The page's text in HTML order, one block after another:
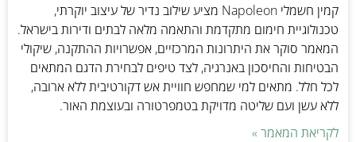
קמין חשמלי Napoleon מציע שילוב נדיר של עיצוב יוקרתי,
טכנולוגיית חימום מתקדמת והתאמה מלאה לבתים ודירות בישראל.
המאמר סוקר את היתרונות המרכזיים, אפשרויות ההתקנה, שיקולי
הבטיחות והחיסכון באנרגיה, לצד טיפים לבחירת הדגם המתאים
לכל חלל. מתאים למי שמחפש חוויית אש דקורטיבית ללא ארובה,
ללא עשן ועם שליטה מדויקת בטמפרטורה ובעוצמת האור.
לקריאת המאמר »